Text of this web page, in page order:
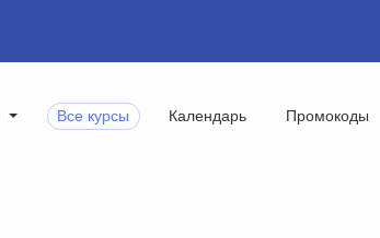
Все курсы Календарь Промокоды